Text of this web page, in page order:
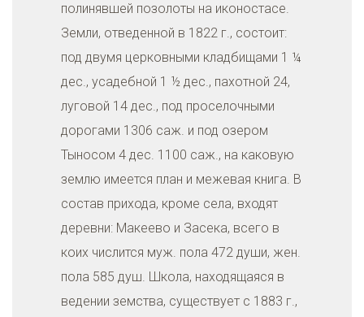
полинявшей позолоты на иконостасе.
Земли, отведенной в 1822 г., состоит:
под двумя церковными кладбищами 1 ¼
дес., усадебной 1 ½ дес., пахотной 24,
луговой 14 дес., под проселочными
дорогами 1306 саж. и под озером
Тыносом 4 дес. 1100 саж., на каковую
землю имеется план и межевая книга. В
состав прихода, кроме села, входят
деревни: Макеево и Засека, всего в
коих числится муж. пола 472 души, жен.
пола 585 душ. Школа, находящаяся в
ведении земства, существует с 1883 г.,